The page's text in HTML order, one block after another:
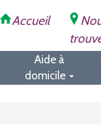
Accueil
Aide à
domicile